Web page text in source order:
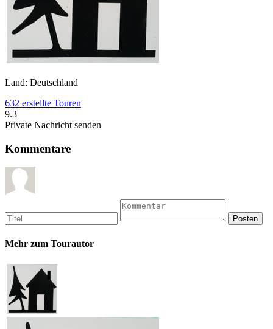
Land: Deutschland
632 erstellte Touren
9.3
Private Nachricht senden
Kommentare
Mehr zum Tourautor